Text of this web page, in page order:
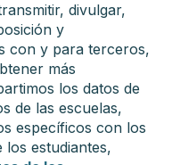
divulgar,
y
con y para terceros,
más
los datos de
de las escuelas,
específicos con los
los estudiantes,